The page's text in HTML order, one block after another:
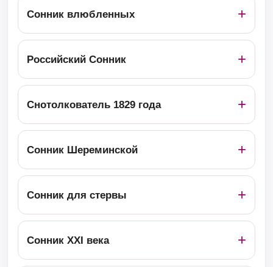
Сонник влюбленных
Российский Сонник
Снотолкователь 1829 года
Сонник Шереминской
Сонник для стервы
Сонник ХХІ века